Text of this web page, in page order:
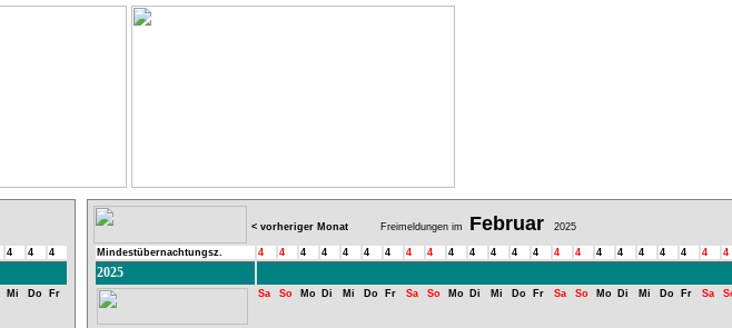
4 4 4
Mi Do Fr
< vorheriger Monat Freimeldungen im Februar 2025
Mindestübernachtungsz. 4 4 4 4 4 4 4 4 4 4 4 4 4 4 4 4 4 4 4 4 4 4 4
2025
Sa So Mo Di Mi Do Fr Sa So Mo Di Mi Do Fr Sa So Mo Di Mi Do Fr Sa